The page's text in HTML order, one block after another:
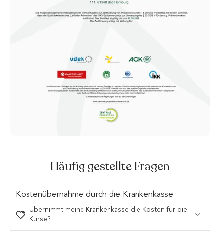
Häufig gestellte Fragen
Kostenübernahme durch die Krankenkasse
Übernimmt meine Krankenkasse die Kosten für die
Kurse?